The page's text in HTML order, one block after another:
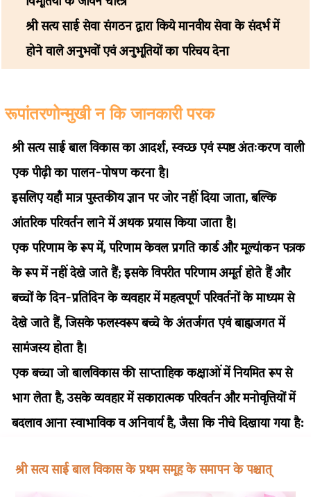
श्री सत्य साई सेवा संगठन द्वारा किये मानवीय सेवा के संदर्भ में
होने वाले अनुभवों एवं अनुभूतियों का परिचय देना
रूपांतरणोन्मुखी न कि जानकारी परक
श्री सत्य साई बाल विकास का आदर्श, स्वच्छ एवं स्पष्ट अंतःकरण वाली
एक पीढ़ी का पालन-पोषण करना है।
इसलिए यहांँ मात्र पुस्तकीय ज्ञान पर जोर नहीं दिया जाता, बल्कि
आंतरिक परिवर्तन लाने में अथक प्रयास किया जाता है।
एक परिणाम के रूप में, परिणाम केवल प्रगति कार्ड और मूल्यांकन पत्रक
के रूप में नहीं देखे जाते हैं; इसके विपरीत परिणाम अमूर्त होते हैं और
बच्चों के दिन-प्रतिदिन के व्यवहार में महत्वपूर्ण परिवर्तनों के माध्यम से
देखे जाते हैं, जिसके फलस्वरूप बच्चे के अंतर्जगत एवं बाह्यजगत में
सामंजस्य होता है।
एक बच्चा जो बालविकास की साप्ताहिक कक्षाओं में नियमित रूप से
भाग लेता है, उसके व्यवहार में सकारात्मक परिवर्तन और मनोवृत्तियों में
बदलाव आना स्वाभाविक व अनिवार्य है, जैसा कि नीचे दिखाया गया है:
श्री सत्य साई बाल विकास के प्रथम समूह के समापन के पश्चात्